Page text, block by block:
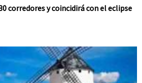
corredores y coincidirá con el eclipse